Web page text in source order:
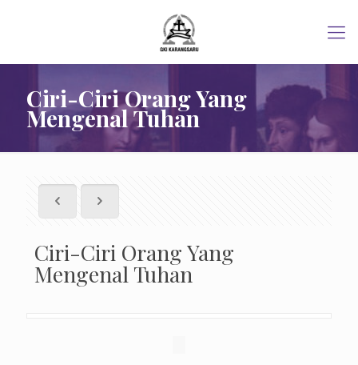
Ciri-Ciri Orang Yang
Mengenal Tuhan
Ciri-Ciri Orang Yang
Mengenal Tuhan